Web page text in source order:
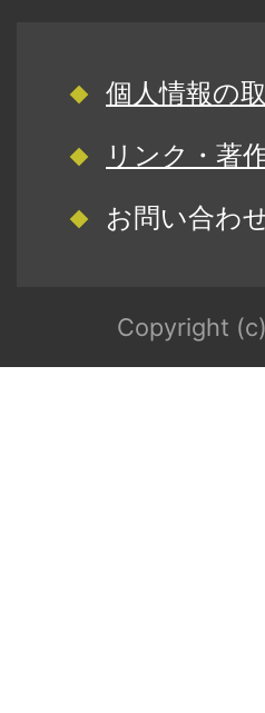
個人情報の
リンク・著
お問い合わ
Copyright